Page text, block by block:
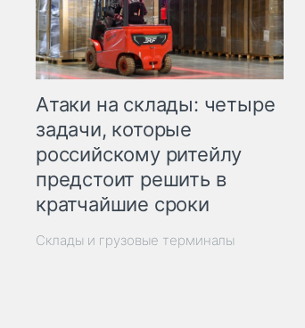
Атаки на склады: четыре
задачи, которые
российскому ритейлу
предстоит решить в
кратчайшие сроки
Склады и грузовые терминалы